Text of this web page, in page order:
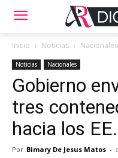
Inicio Noticias Nacionales
Noticias Nacionales
Gobierno
tres
hacia los
Por Bimary De Jesus Matos -